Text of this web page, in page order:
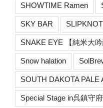
SHOWTIME Ramen
SKY BAR
SNAKE EYE 【純米大吟
Snow halation
SOUTH DAKOTA PALE
Special Stage in呉鎮守